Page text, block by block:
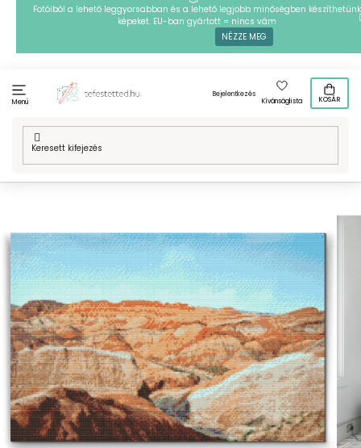
Ugrás
tartalomhoz
Fotóiból a lehető leggyorsabban és a lehető legjobb minőségben készíthetünk
képeket. EU-ban gyártott = nincs vám
NÉZZE MEG
Menü
Bejelentkezés
Kívánságlista
KOSÁR
Kezdőlap
/ Technikák / Gyémántszemes kirakó / Gyémántszemes
festmény - Danxia, Kína